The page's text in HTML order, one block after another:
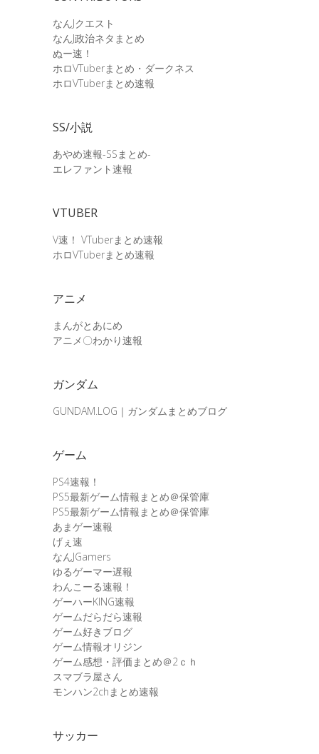
なんJクエスト
なんJ政治ネタまとめ
ぬー速！
ホロVTuberまとめ・ダークネス
ホロVTuberまとめ速報
SS/小説
あやめ速報-SSまとめ-
エレファント速報
VTUBER
V速！ VTuberまとめ速報
ホロVTuberまとめ速報
アニメ
まんがとあにめ
アニメ〇わかり速報
ガンダム
GUNDAM.LOG｜ガンダムまとめブログ
ゲーム
PS4速報！
PS5最新ゲーム情報まとめ＠保管庫
PS5最新ゲーム情報まとめ＠保管庫
あまゲー速報
げぇ速
なんJGamers
ゆるゲーマー遅報
わんこーる速報！
ゲーハーKING速報
ゲームだらだら速報
ゲーム好きブログ
ゲーム情報オリジン
ゲーム感想・評価まとめ＠2ｃｈ
スマブラ屋さん
モンハン2chまとめ速報
サッカー